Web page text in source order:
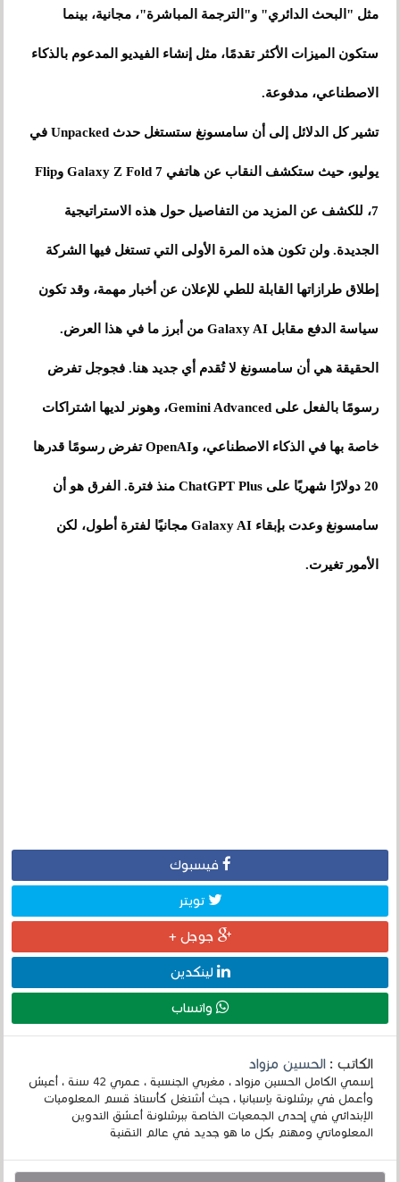
مثل "البحث الدائري" و"الترجمة المباشرة"، مجانية، بينما
ستكون الميزات الأكثر تقدمًا، مثل إنشاء الفيديو المدعوم بالذكاء
الاصطناعي، مدفوعة.
تشير كل الدلائل إلى أن سامسونغ ستستغل حدث Unpacked في
يوليو، حيث ستكشف النقاب عن هاتفي Galaxy Z Fold 7 وFlip
7، للكشف عن المزيد من التفاصيل حول هذه الاستراتيجية
الجديدة. ولن تكون هذه المرة الأولى التي تستغل فيها الشركة
إطلاق طرازاتها القابلة للطي للإعلان عن أخبار مهمة، وقد تكون
سياسة الدفع مقابل Galaxy AI من أبرز ما في هذا العرض.
الحقيقة هي أن سامسونغ لا تُقدم أي جديد هنا. فجوجل تفرض
رسومًا بالفعل على Gemini Advanced، وهونر لديها اشتراكات
خاصة بها في الذكاء الاصطناعي، وOpenAI تفرض رسومًا قدرها
20 دولارًا شهريًا على ChatGPT Plus منذ فترة. الفرق هو أن
سامسونغ وعدت بإبقاء Galaxy AI مجانيًا لفترة أطول، لكن
الأمور تغيرت.
فيسبوك
تويتر
جوجل +
لينكدين
واتساب
الكاتب :الحسين مزواد
إسمي الكامل الحسين مزواد ، مغربي الجنسية ، عمري 42 سنة ، أعيش
وأعمل في برشلونة بإسبانيا ، حيث أشتغل كأستاذ قسم المعلوميات
الإبتدائي في إحدى الجمعيات الخاصة ببرشلونة أعشق التدوين
المعلوماتي ومهتم بكل ما هو جديد في عالم التقنية